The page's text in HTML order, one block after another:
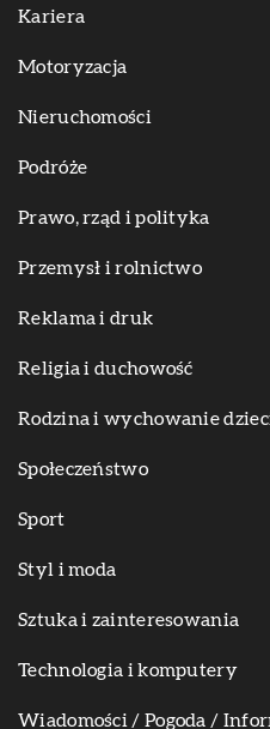
Kariera
Motoryzacja
Nieruchomości
Podróże
Prawo, rząd i polityka
Przemysł i rolnictwo
Reklama i druk
Religia i duchowość
Rodzina i wychowanie
Społeczeństwo
Sport
Styl i moda
Sztuka i zainteresowania
Technologia i komputery
Wiadomości / Pogoda /